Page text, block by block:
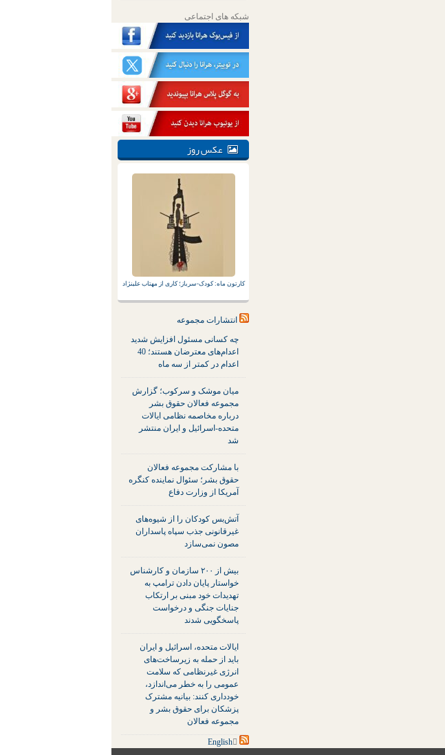
شبکه های اجتماعی
عکس روز
کارتون ماه: کودک-سرباز؛ کاری از مهتاب علینژاد
انتشارات مجموعه
چه کسانی مسئول افزایش شدید
اعدام‌های معترضان هستند؛ 40
اعدام در کمتر از سه ماه
میان موشک و سرکوب؛ گزارش
مجموعه فعالان حقوق بشر
درباره مخاصمه نظامی ایالات
متحده-اسرائیل و ایران منتشر
شد
با مشارکت مجموعه فعالان
حقوق بشر؛ سئوال نماینده کنگره
آمریکا از وزارت دفاع
آتش‌بس کودکان را از شیوه‌های
غیرقانونی جذب سپاه پاسداران
مصون نمی‌سازد
بیش از ۲۰۰ سازمان و کارشناس
خواستار پایان دادن ترامپ به
تهدیدات خود مبنی بر ارتکاب
جنایات جنگی و درخواست
پاسخگویی شدند
ایالات متحده، اسرائیل و ایران
باید از حمله به زیرساخت‌های
انرژی غیرنظامی که سلامت
عمومی را به خطر می‌اندازد،
خودداری کنند: بیانیه مشترک
پزشکان برای حقوق بشر و
مجموعه فعالان